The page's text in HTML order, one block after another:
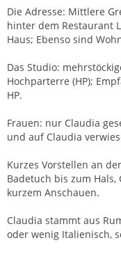
Die Adresse: Mittlere
hinter dem Restaurant
Haus; Ebenso sind
Das Studio:
Hochparterre (HP);
HP.
Frauen: nur Claudia
und auf Claudia
Kurzes Vorstellen an
Badetuch bis zum
kurzem Anschauen.
Claudia stammt aus
oder wenig Italienisch,